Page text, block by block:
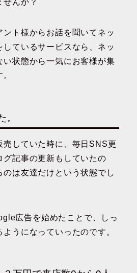
せんか？
ト様からお話を聞いてネッ
しているサービスなら、ネッ
い状態から一気にお客様が集
。
売していた時に、毎日SNS更
グ記事の更新もしていたの
のは友達だけという状態でし
広告を始めたことで、しっ
うになっていったのです。